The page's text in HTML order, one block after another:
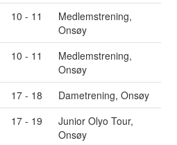
10 - 11
Medlemstrening,
Onsøy
10 - 11
Medlemstrening,
Onsøy
17 - 18
Dametrening, Onsøy
17 - 19
Junior Olyo Tour,
Onsøy